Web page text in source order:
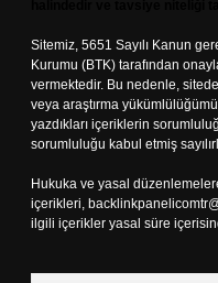
Sitemiz, 5651 Sayılı Kanun
Kurumu (BTK) tarafından
vermektedir. Bu nedenle,
veya araştırma
yazdıkları içeriklerin
sorumluluğu kabul etmiş
Hukuka ve yasal
içerikleri,
ilgili içerikler yasal süre